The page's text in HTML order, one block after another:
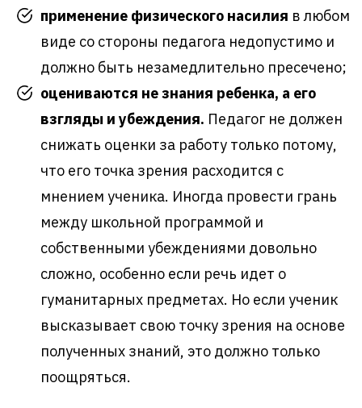
применение физического насилия в любом
виде со стороны педагога недопустимо и
должно быть незамедлительно пресечено;
оцениваются не знания ребенка, а его
взгляды и убеждения. Педагог не должен
снижать оценки за работу только потому,
что его точка зрения расходится с
мнением ученика. Иногда провести грань
между школьной программой и
собственными убеждениями довольно
сложно, особенно если речь идет о
гуманитарных предметах. Но если ученик
высказывает свою точку зрения на основе
полученных знаний, это должно только
поощряться.